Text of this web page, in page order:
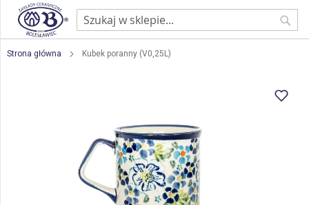
Strona główna Kubek poranny (V0,25L)